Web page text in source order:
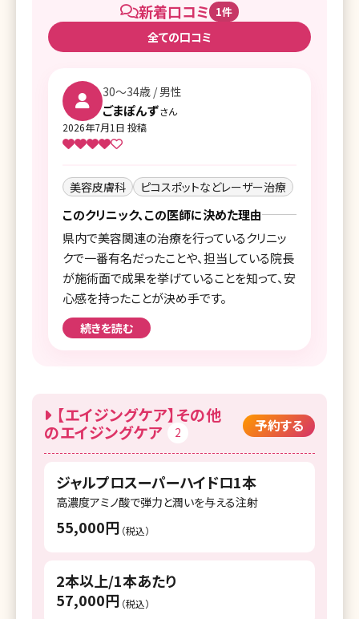
新着口コミ 1件
全ての口コミ
30〜34歳 / 男性
ごまぽんずさん
2026年7月1日 投稿
美容皮膚科 ピコスポットなどレーザー治療
このクリニック、この医師に決めた理由
県内で美容関連の治療を行っているクリニッ
クで一番有名だったことや、担当している院長
が施術面で成果を挙げていることを知って、安
心感を持ったことが決め手です。
続きを読む
【エイジングケア】その他
のエイジングケア
2 予約する
ジャルプロスーパーハイドロ1本
高濃度アミノ酸で弾力と潤いを与える注射
55,000円 （税込）
2本以上/1本あたり
57,000円 （税込）